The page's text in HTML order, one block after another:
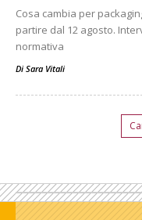
Cosa cambia per
partire dal 12 agosto.
normativa
Di Sara Vitali